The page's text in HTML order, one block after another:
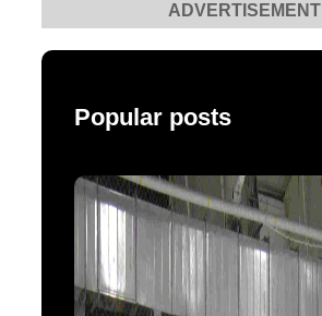
ADVERTISEMENT
Popular posts